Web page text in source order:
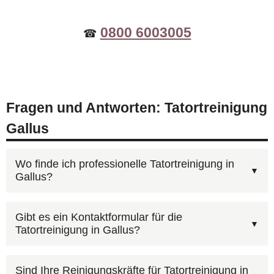
☎ 0800 6003005
Fragen und Antworten: Tatortreinigung
Gallus
Wo finde ich professionelle Tatortreinigung in
Gallus?
Unter0800 6003005erreichen Sie unsere
Disponenten — kostenlos, 24 Stunden am Tag.
Gallus und wir erstellen ein unverbindliches
Gibt es ein Kontaktformular für die
Tatortreinigung in Gallus?
Schildern Sie möglichst genau, was passiert ist:
Sind Ihre Reinigungskräfte für Tatortreinigung in